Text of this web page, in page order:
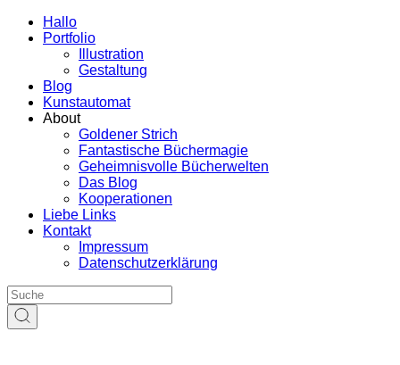
Hallo
Portfolio
Illustration
Gestaltung
Blog
Kunstautomat
About
Goldener Strich
Fantastische Büchermagie
Geheimnisvolle Bücherwelten
Das Blog
Kooperationen
Liebe Links
Kontakt
Impressum
Datenschutzerklärung